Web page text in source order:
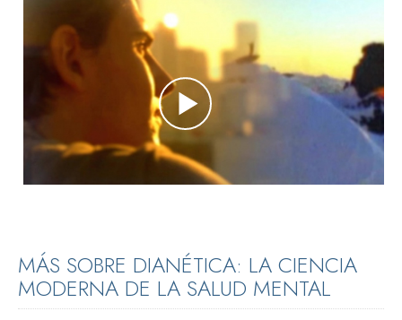
MÁS SOBRE DIANÉTICA: LA CIENCIA
MODERNA DE LA SALUD MENTAL